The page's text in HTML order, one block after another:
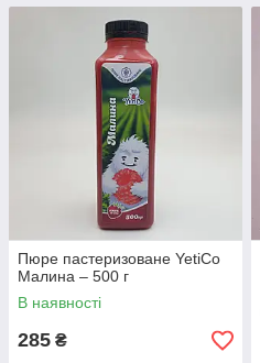
Пюре пастеризоване YetiCo
Малина – 500 г
В наявності
285 ₴